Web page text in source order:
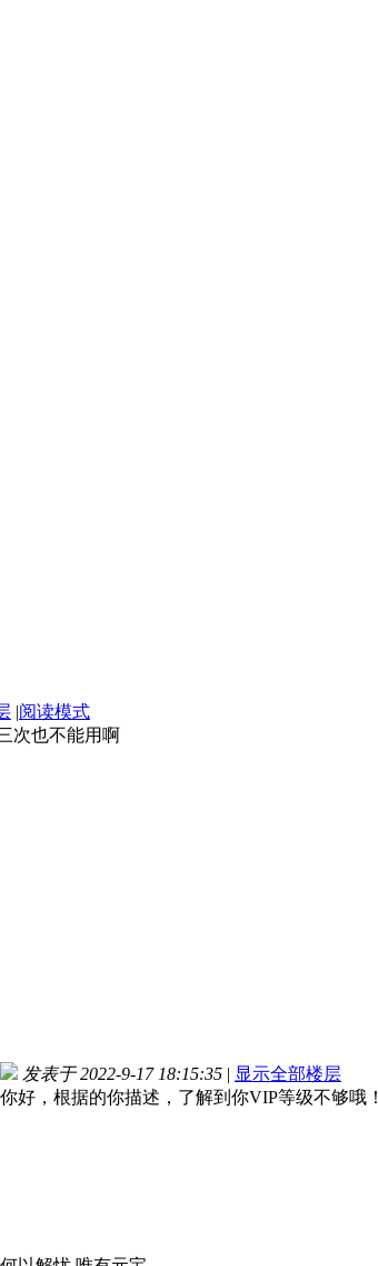
|阅读模式
次也不能用啊
发表于 2022-9-17 18:15:35 | 显示全部楼层
你好，根据的你描述，了解到你VIP等级不够哦！